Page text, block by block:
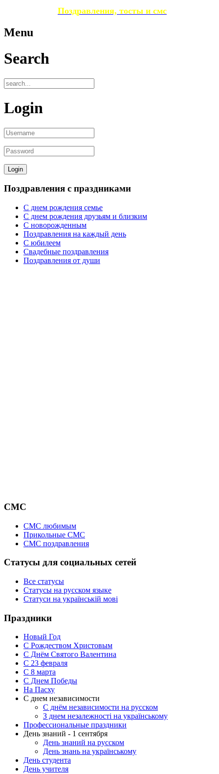
Поздравления, тосты и смс
Menu
Search
Login
Поздравления с праздниками
С днем рождения семье
С днем рождения друзьям и близким
C новорожденным
Поздравления на каждый день
С юбилеем
Свадебные поздравления
Поздравления от души
СМС
СМС любимым
Прикольные СМС
СМС поздравления
Статусы для социальных сетей
Все статусы
Статусы на русском языке
Статуси на українській мові
Праздники
Новый Год
С Рождеством Христовым
С Днём Святого Валентина
С 23 февраля
C 8 марта
С Днем Победы
На Пасху
С днем независимости
С днём независимости на русском
З днем незалежності на українському
Профессиональные праздники
День знаний - 1 сентября
День знаний на русском
День знань на українському
День студента
День учителя